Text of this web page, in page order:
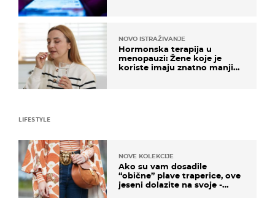
NOVO ISTRAŽIVANJE
Hormonska terapija u
menopauzi: Žene koje je
koriste imaju znatno manji
LIFESTYLE
NOVE KOLEKCIJE
Ako su vam dosadile
“obične” plave traperice, ove
jeseni dolazite na svoje -